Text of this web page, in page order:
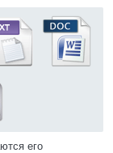
его